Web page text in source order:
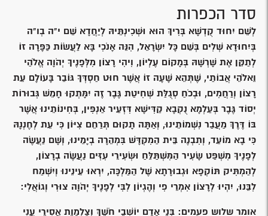
סדר הכפרות
לְשֵׁם יִחוּד קֻדְשָׁא בְּרִיךְ הוּא וּשְׁכִינְתֵּיהּ לְיַחֲדָא שֵׁם י"ה בְו"ה
בְּיִחוּדָא שְׁלִים בְּשֵׁם כָּל יִשְׂרָאֵל, הִנֵּה אָנֹכִי בָּא לַעֲשׂוֹת כַּפָּרָה זוֹ
לְתַקֵּן אֶת שָׁרְשָׁהּ בְּמָקוֹם עֶלְיוֹן, וִיהִי רָצוֹן מִלְּפָנֶיךָ יְהֹוָה אֱלֹהַי
וֵאלֹהֵי אֲבוֹתַי, שֶׁתְּהֵא שָׁעָה זוֹ אֲשֶׁר חוּט חַסְדְּךָ גּוֹבֵר בָּעוֹלָם עֵת
רָצוֹן וְרַחֲמִים, וּבְכֹחַ סְגֻלַּת שְׁחִיטַת גֶּבֶר זֶה יִמָּתְקוּ חָמֵשׁ גְּבוּרוֹת
יְסוֹד גֶּבֶר בְּעַלְמָא נֻקְבָא קַדִּישָׁא דִּזְעֵיר אַנְפִּין, בְּחִינוֹתֵינוּ אֲשֶׁר
בּוֹ דֶּרֶךְ מַעֲבַר נִשְׁמוֹתֵינוּ, וְאַתָּה תָקוּם תְּרַחֵם צִיּוֹן כִּי עֵת לְחֶנְנָהּ
כִּי בָא מוֹעֵד, וְתִבְנֶה בֵּית הַמִקְדָּשׁ בִּמְהֵרָה בְיָמֵינוּ, וְשָׁם נַעֲשֶׂה
לְפָנֶיךָ מִשְׁפַּט שָׂעִיר הַמִּשְׁתַּלֵּחַ וּשְׂעִירֵי עִזִּים נַעֲשֶׂה בְרָצוֹן,
לְהַמְתִּיק תּוֹקְפָא וּגְבוּרָתָא שֶׁל הַמַּלְכָּה, יִרְאוּ עֵינֵינוּ וְיִשְׁמַח
לִבֵּנוּ, יִהְיוּ לְרָצוֹן אִמְרֵי פִי וְהֶגְיוֹן לִבִּי לְפָנֶיךָ יְהֹוָה צוּרִי וְגוֹאֲלִי:
אומר שלוש פעמים: בְּנֵי אָדָם יוֹשְׁבֵי חֹשֶׁךְ וְצַלְמָוֶת אֲסִירֵי עֳנִי